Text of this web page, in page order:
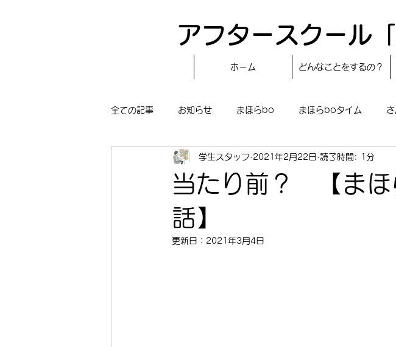
アフタースクール
ホーム どんなことをするの？
全ての記事 お知らせ まほらbo まほらboタイム
〝自分で作る〟もぐもぐタイム レシピ 24節気
まほらboの学習／仕事
当たり前？ 【ま
話】
学生スタッフ 2021年2月22日 読了時間: 1分
更新日： 2021年3月4日